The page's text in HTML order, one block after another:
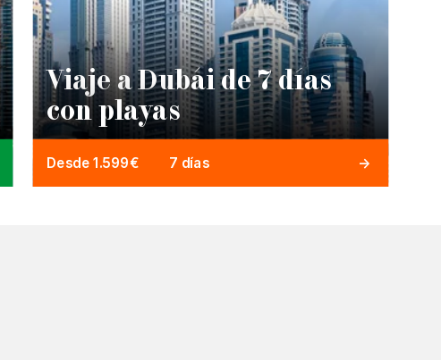
Viaje a Dubái de 7 días
con playas
Desde 1.599€ 7 días